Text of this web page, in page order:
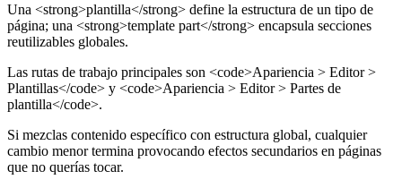
Una <strong>plantilla</strong> define la estructura de un tipo de
página; una <strong>template part</strong> encapsula secciones
reutilizables globales.
Las rutas de trabajo principales son <code>Apariencia > Editor >
Plantillas</code> y <code>Apariencia > Editor > Partes de
plantilla</code>.
Si mezclas contenido específico con estructura global, cualquier
cambio menor termina provocando efectos secundarios en páginas
que no querías tocar.